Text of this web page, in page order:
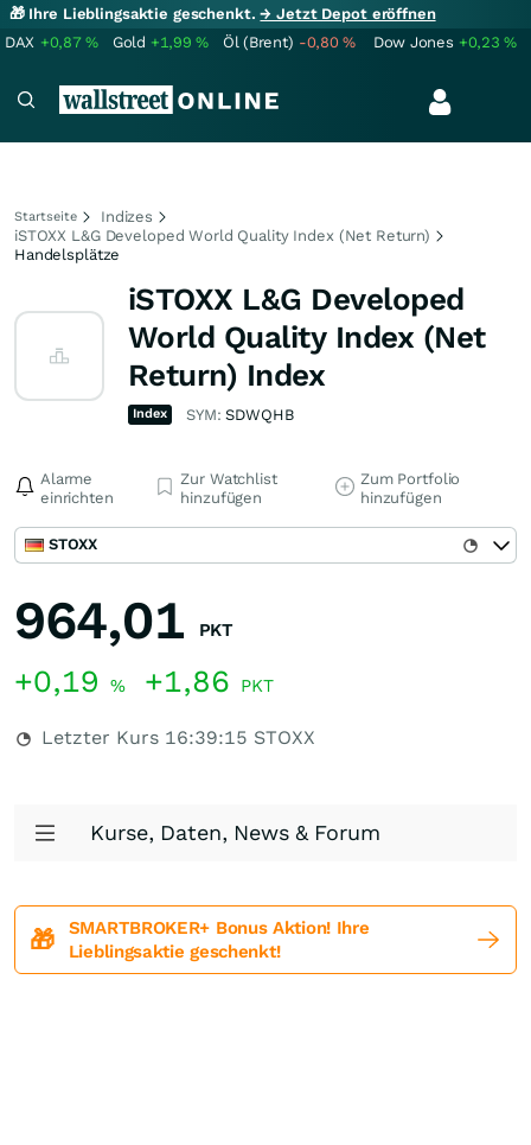
🎁 Ihre Lieblingsaktie geschenkt.→ Jetzt Depot eröffnen
DAX +0,87% Gold +1,99% Öl (Brent) -0,80% Dow Jones +0,23%
Startseite
Indizes
iSTOXX L&G Developed World Quality Index (Net Return)
Handelsplätze
iSTOXX L&G Developed
World Quality Index (Net
Return) Index
Index SYM:SDWQHB
Alarme
einrichten
Zur Watchlist
hinzufügen
Zum Portfolio
hinzufügen
STOXX
964,01 PKT
+0,19 % +1,86 PKT
Letzter Kurs 16:39:15 STOXX
Kurse, Daten, News & Forum
🎁
SMARTBROKER+ Bonus Aktion! Ihre
Lieblingsaktie geschenkt!